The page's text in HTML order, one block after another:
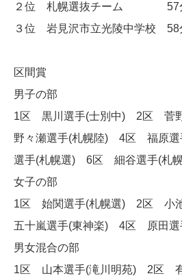
２位 札幌選抜チーム 57
３位 岩見沢市立光陵中学校 58
区間賞
男子の部
1区 黒川選手(士別中) 2区 菅
野々瀬選手(札幌陸) 4区 福原
選手(札幌選) 6区 細谷選手(札
女子の部
1区 始関選手(札幌選) 2区 小
五十嵐選手(東神楽) 4区 原田選
男女混合の部
1区 山本選手(滝川明苑) 2区